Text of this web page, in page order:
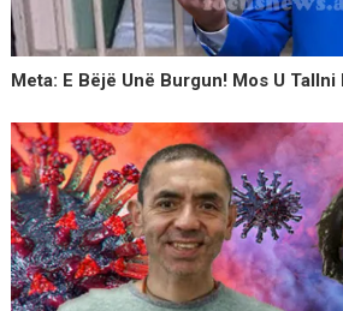
Meta: E Bëjë Unë Burgun! Mos U